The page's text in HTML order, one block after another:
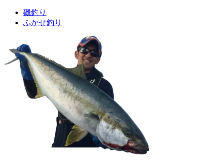
磯釣り
ふかせ釣り